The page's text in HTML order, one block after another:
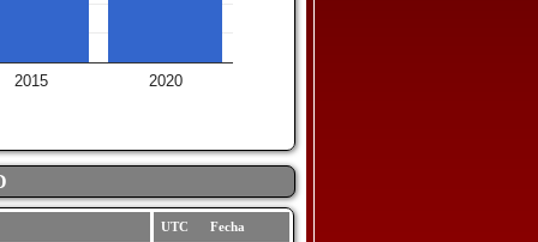
2015 2020
UTC Fecha